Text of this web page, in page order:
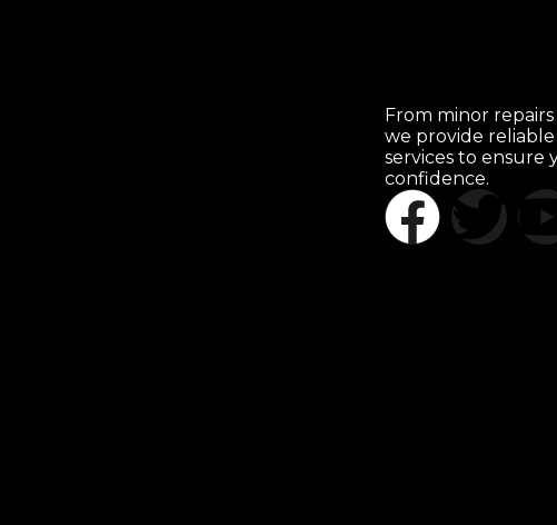
From minor
we provide
services to ensure
confidence.